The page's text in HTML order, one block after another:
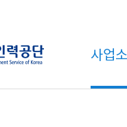
사업